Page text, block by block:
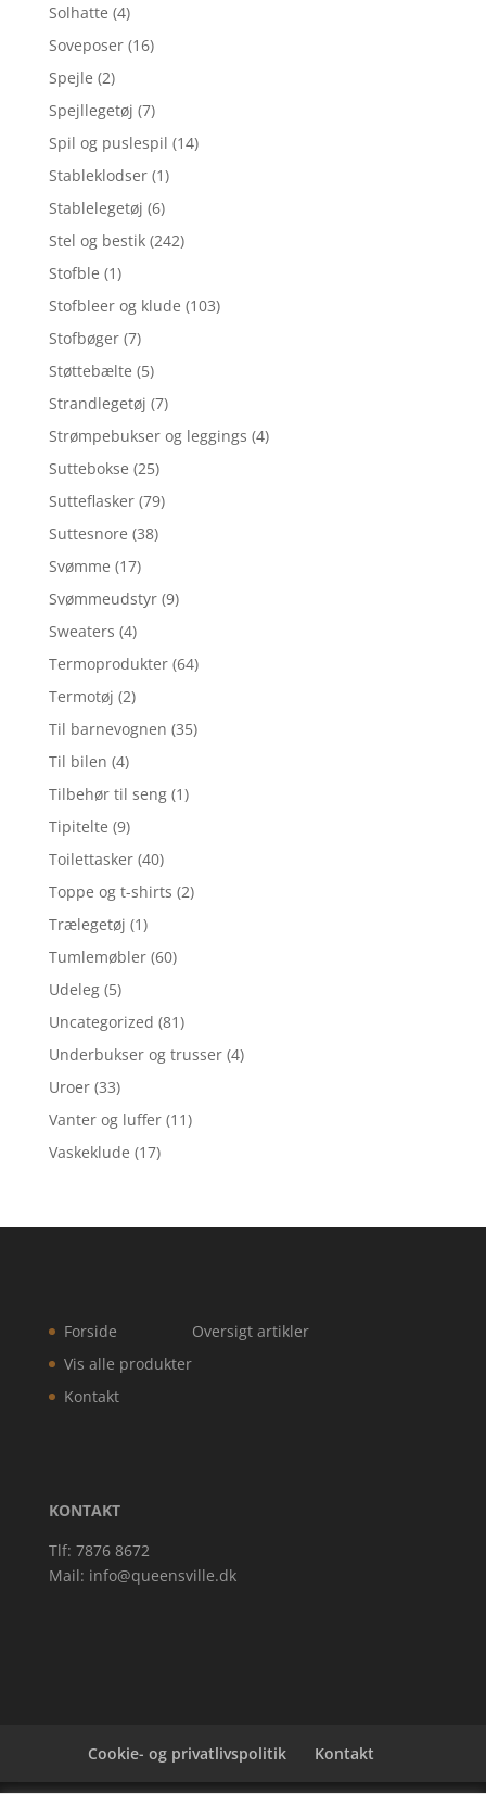
Solhatte (4)
Soveposer (16)
Spejle (2)
Spejllegetøj (7)
Spil og puslespil (14)
Stableklodser (1)
Stablelegetøj (6)
Stel og bestik (242)
Stofble (1)
Stofbleer og klude (103)
Stofbøger (7)
Støttebælte (5)
Strandlegetøj (7)
Strømpebukser og leggings (4)
Suttebokse (25)
Sutteflasker (79)
Suttesnore (38)
Svømme (17)
Svømmeudstyr (9)
Sweaters (4)
Termoprodukter (64)
Termotøj (2)
Til barnevognen (35)
Til bilen (4)
Tilbehør til seng (1)
Tipitelte (9)
Toilettasker (40)
Toppe og t-shirts (2)
Trælegetøj (1)
Tumlemøbler (60)
Udeleg (5)
Uncategorized (81)
Underbukser og trusser (4)
Uroer (33)
Vanter og luffer (11)
Vaskeklude (17)
Forside
Vis alle produkter
Kontakt
Oversigt artikler
KONTAKT
Tlf: 7876 8672
Mail: info@queensville.dk
Cookie- og privatlivspolitik Kontakt